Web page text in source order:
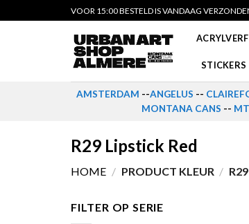
to
VOOR 15:00 BESTELD IS VANDAAG
ACRYLVERF
STICKERS
AMSTERDAM --ANGELUS --
MONTANA CANS --
R29 Lipstick Red
HOME / PRODUCT KLEUR /
FILTER OP SERIE